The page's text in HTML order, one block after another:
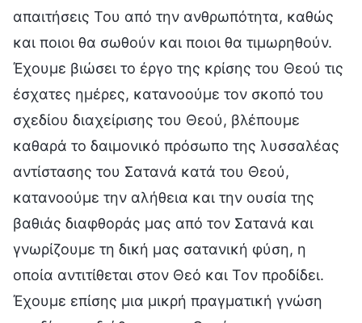
απαιτήσεις Του από την ανθρωπότητα, καθώς
και ποιοι θα σωθούν και ποιοι θα τιμωρηθούν.
Έχουμε βιώσει το έργο της κρίσης του Θεού τις
έσχατες ημέρες, κατανοούμε τον σκοπό του
σχεδίου διαχείρισης του Θεού, βλέπουμε
καθαρά το δαιμονικό πρόσωπο της λυσσαλέας
αντίστασης του Σατανά κατά του Θεού,
κατανοούμε την αλήθεια και την ουσία της
βαθιάς διαφθοράς μας από τον Σατανά και
γνωρίζουμε τη δική μας σατανική φύση, η
οποία αντιτίθεται στον Θεό και Τον προδίδει.
Έχουμε επίσης μια μικρή πραγματική γνώση